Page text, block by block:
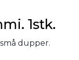
1stk.
dupper.